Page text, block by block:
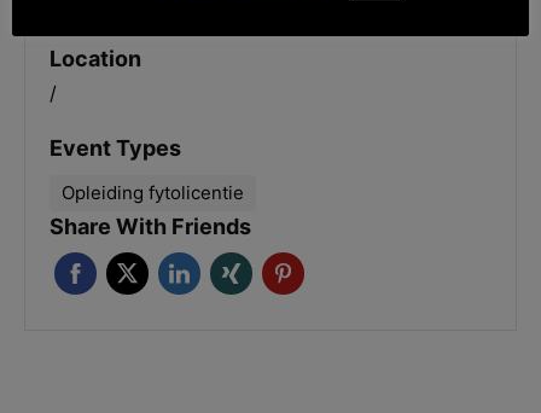
Location
/
Event Types
Opleiding fytolicentie
Share With Friends